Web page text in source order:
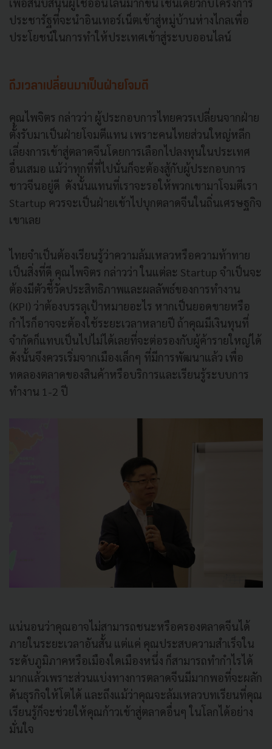
ประชารัฐที่จะนำอินเทอร์เน็ตเข้าสู่หมู่บ้านห่างไกลเพื่อ
ประโยชน์ในการทำให้ประเทศเข้าสู่ระบบออนไลน์
ถึงเวลาเปลี่ยนมาเป็นฝ่ายโจมตี
คุณไพจิตร กล่าวว่า ผู้ประกอบการไทยควรเปลี่ยนจากฝ่าย
ตั้งรับมาเป็นฝ่ายโจมตีแทน เพราะคนไทยส่วนใหญ่หลีก
เลี่ยงการเข้าสู่ตลาดจีนโดยการเลือกไปลงทุนในประเทศ
อื่นเสมอ แม้ว่าทุกที่ที่ไปนั่นก็จะต้องสู้กับผู้ประกอบการ
ชาวจีนอยู่ดี ดังนั้นแทนที่เราจะรอให้พวกเขามาโจมตีเรา
Startup ควรจะเป็นฝ่ายเข้าไปบุกตลาดจีนในถิ่นเศรษฐกิจ
เขาเลย
ไทยจำเป็นต้องเรียนรู้ว่าความล้มเหลวหรือความท้าทาย
เป็นสิ่งที่ดี คุณไพจิตร กล่าวว่า ในแต่ละ Startup จำเป็นจะ
ต้องมีตัวชี้วัดประสิทธิภาพและผลลัพธ์ของการทำงาน
(KPI) ว่าต้องบรรลุเป้าหมายอะไร หากเป็นยอดขายหรือ
กำไรก็อาจจะต้องใช้ระยะเวลาหลายปี ถ้าคุณมีเงินทุนที่
จำกัดก็แทบเป็นไปไม่ได้เลยที่จะต่อรองกับผู้ค้ารายใหญ่ได้
ดังนั้นจึงควรเริ่มจากเมืองเล็กๆ ที่มีการพัฒนาแล้ว เพื่อ
ทดลองตลาดของสินค้าหรือบริการและเรียนรู้ระบบการ
ทำงาน 1-2 ปี
แน่นอนว่าคุณอาจไม่สามารถชนะหรือครองตลาดจีนได้
ภายในระยะเวลาอันสั้น แต่แค่ คุณประสบความสำเร็จใน
ระดับภูมิภาคหรือเมืองใดเมืองหนึ่ง ก็สามารถทำกำไรได้
มากแล้วเพราะส่วนแบ่งทางการตลาดจีนมีมากพอที่จะผลัก
ดันธุรกิจให้โตได้ และถึงแม้ว่าคุณจะล้มเหลวบทเรียนที่คุณ
เรียนรู้ก็จะช่วยให้คุณก้าวเข้าสู่ตลาดอื่นๆ ในโลกได้อย่าง
มั่นใจ